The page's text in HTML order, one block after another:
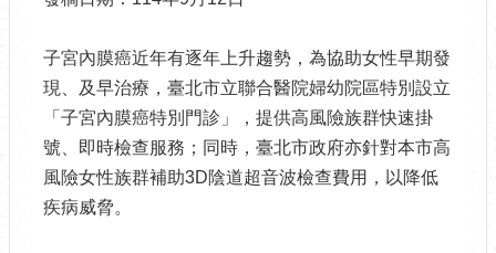
子宮內膜癌近年有逐年上升趨勢，為協助女性早期發
現、及早治療，臺北市立聯合醫院婦幼院區特別設立
「子宮內膜癌特別門診」，提供高風險族群快速掛
號、即時檢查服務；同時，臺北市政府亦針對本市高
風險女性族群補助3D陰道超音波檢查費用，以降低
疾病威脅。